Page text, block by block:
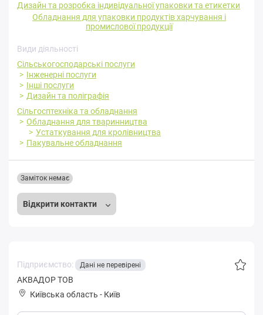
Дизайн та розробка індивідуальної упаковки та етикетки
Обладнання для упаковки продуктів харчування і
промислової продукції
Види діяльності
Сільськогосподарські послуги
Інженерні послуги
Інші послуги
Дизайн та поліграфія
Сільгосптехніка та обладнання
Обладнання для тваринництва
Устаткування для кролівництва
Пакувальне обладнання
Відкрити контакти
Заміток немає
Підприємство: Дані не перевірені
АКВАДОР ТОВ
Київська область - Київ